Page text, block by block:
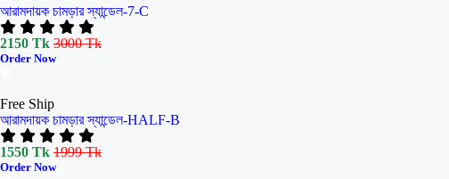
আরামদায়ক চামড়ার স্যান্ডেল-7-C
2150 Tk 3000 Tk
Order Now
Free Ship
আরামদায়ক চামড়ার স্যান্ডেল-HALF-B
1550 Tk 1999 Tk
Order Now